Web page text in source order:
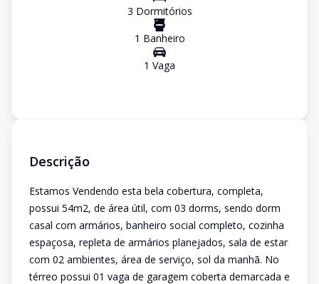
3 Dormitórios
1 Banheiro
1 Vaga
Descrição
Estamos Vendendo esta bela cobertura, completa,
possui 54m2, de área útil, com 03 dorms, sendo dorm
casal com armários, banheiro social completo, cozinha
espaçosa, repleta de armários planejados, sala de estar
com 02 ambientes, área de serviço, sol da manhã. No
térreo possui 01 vaga de garagem coberta demarcada e